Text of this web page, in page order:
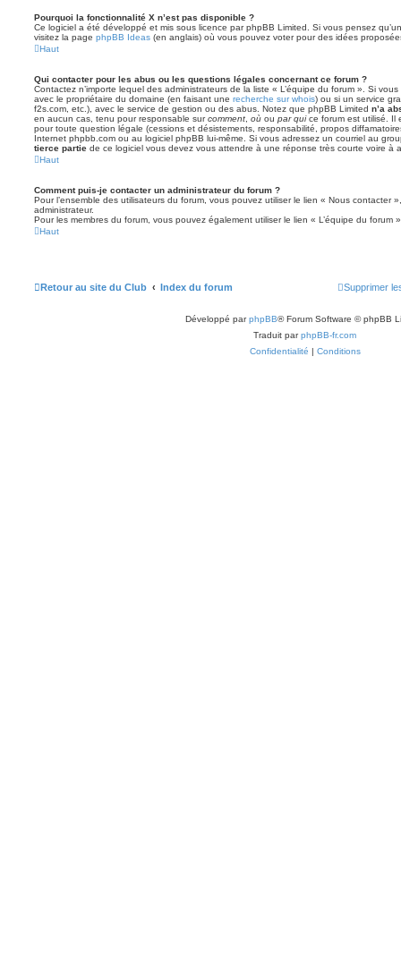
Pourquoi la fonctionnalité X n’est pas disponible ?
Ce logiciel a été développé et mis sous licence par phpBB Limited. Si vous pensez
visitez la page phpBB Ideas (en anglais) où vous pouvez voter pour des idées
Haut
Qui contacter pour les abus ou les questions légales concernant ce forum ?
Contactez n’importe lequel des administrateurs de la liste « L’équipe du forum ». Si
avec le propriétaire du domaine (en faisant une recherche sur whois) ou si un service
f2s.com, etc.), avec le service de gestion ou des abus. Notez que phpBB Limited n’a
en aucun cas, tenu pour responsable surcomment où ou par quice forum est utilisé. Il
pour toute question légale (cessions et désistements, responsabilité, propos
Internet phpbb.com ou au logiciel phpBB lui-même. Si vous adressez un courriel au
tierce partie de ce logiciel vous devez vous attendre à une réponse très courte voire à
Haut
Comment puis-je contacter un administrateur du forum ?
Pour l’ensemble des utilisateurs du forum, vous pouvez utiliser le lien « Nous contacter
administrateur.
Pour les membres du forum, vous pouvez également utiliser le lien « L’équipe du forum
Haut
Retour au site du Club Index du forum Supprimer
Développé parphpBB® Forum Software © phpBB
Traduit parphpBB-fr.com
Confidentialité | Conditions